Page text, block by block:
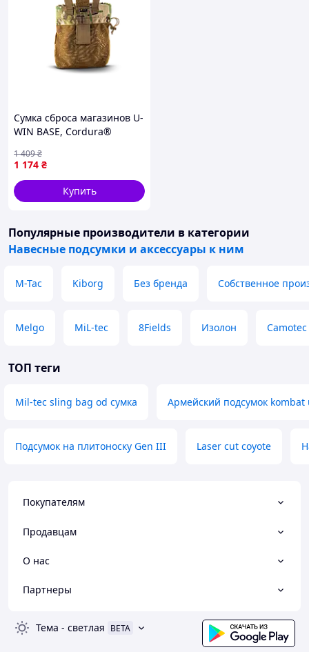
Сумка сброса магазинов U-
WIN BASE, Cordura®
до 8 магазинов АК
1 174 ₴
1 409₴
Купить
Популярные производители в категории
Навесные подсумки и аксессуары к ним
M-Tac Kiborg Без бренда Собственное
Melgo MiL-tec 8Fields Изолон Camotec
ТОП теги
Mil-tec sling bag od сумка Армейский подсумок kombat
Подсумок на плитоноску Gen III Laser cut coyote
Покупателям
Продавцам
О нас
Партнеры
Тема - светлая BETA